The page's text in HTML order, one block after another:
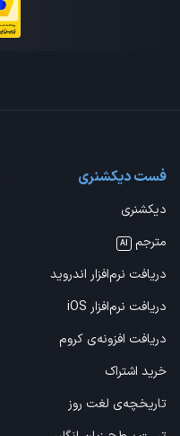
فست دیکشنری
دیکشنری
مترجم
AI
دریافت نرم‌افزار اندروید
دریافت نرم‌افزار iOS
دریافت افزونه‌ی کروم
خرید اشتراک
تاریخچه‌ی لغت روز